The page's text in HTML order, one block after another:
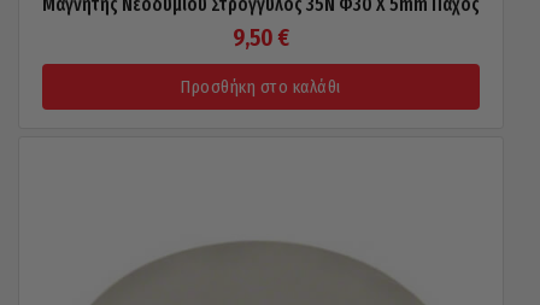
9,50 €
Προσθήκη στο καλάθι